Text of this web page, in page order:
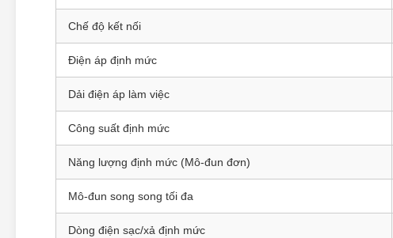
Chế độ kết nối
Điện áp định mức
Dải điện áp làm việc
Công suất định mức
Năng lượng định mức (Mô-đun đơn)
Mô-đun song song tối đa
Dòng điện sạc/xả định mức